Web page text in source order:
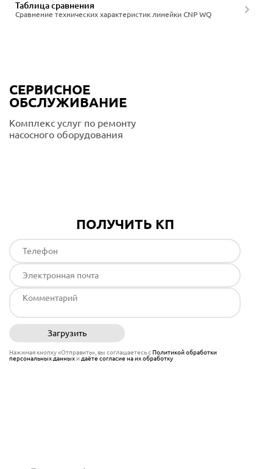
Сравнение технических характеристик линейки CNP WQ
Таблица сравнения
СЕРВИСНОЕ
ОБСЛУЖИВАНИЕ
Комплекс услуг по ремонту
насосного оборудования
ПОЛУЧИТЬ КП
Загрузить
Нажимая кнопку «Отправить», вы соглашаетесь сПолитикой обработки
персональных данныхи даёте согласие на их обработку